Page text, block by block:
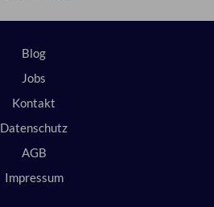
Blog
Jobs
Kontakt
Datenschutz
AGB
Impressum